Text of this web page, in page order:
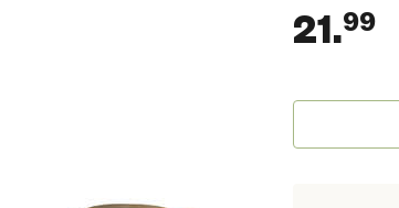
21.99